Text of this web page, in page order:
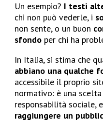
Un esempio? I testi
chi non può vederle, i
non sente, o un buon
sfondo per chi ha
In Italia, si stima che
abbiano una qualche
accessibile il proprio
normativo: è una
responsabilità sociale,
raggiungere un